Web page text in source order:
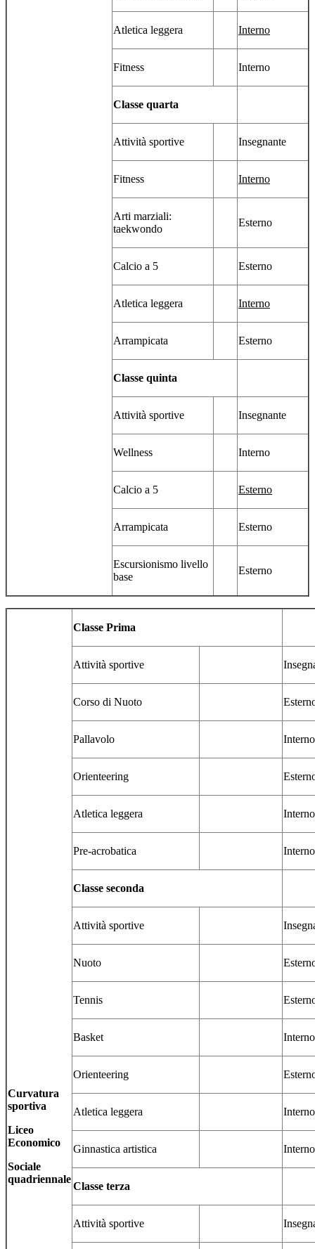
Atletica leggera Interno
Fitness Interno
Classe quarta
Attività sportive Insegnante
Fitness Interno
Arti marziali:
taekwondo
Esterno
Calcio a 5 Esterno
Atletica leggera Interno
Arrampicata Esterno
Classe quinta
Attività sportive Insegnante
Wellness Interno
Calcio a 5 Esterno
Arrampicata Esterno
Escursionismo livello
base
Esterno
Curvatura
sportiva
Liceo
Economico
Sociale
quadriennale
Classe Prima
Attività sportive
Corso di Nuoto
Pallavolo Interno
Orienteering
Atletica leggera Interno
Pre-acrobatica Interno
Classe seconda
Attività sportive
Nuoto
Tennis
Basket Interno
Orienteering
Atletica leggera Interno
Ginnastica artistica Interno
Classe terza
Attività sportive